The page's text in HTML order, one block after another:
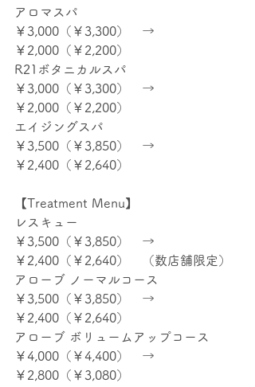
アロマスパ
￥3,000（￥3,300）　→
￥2,000（￥2,200）
R21ボタニカルスパ
￥3,000（￥3,300）　→
￥2,000（￥2,200）
エイジングスパ
￥3,500（￥3,850）　→
￥2,400（￥2,640）
【Treatment Menu】
レスキュー
￥3,500（￥3,850）　→
￥2,400（￥2,640）　（数店舗限定）
アローブ ノーマルコース
￥3,500（￥3,850）　→
￥2,400（￥2,640）
アローブ ボリュームアップコース
￥4,000（￥4,400）　→
￥2,800（￥3,080）